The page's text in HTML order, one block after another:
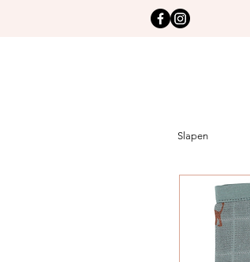
Slapen